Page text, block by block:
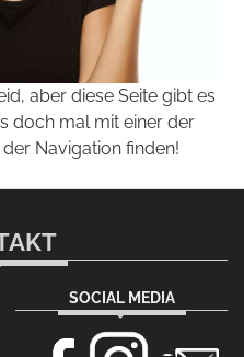
aber diese Seite gibt es
doch mal mit einer der
Navigation finden!
SOCIAL MEDIA